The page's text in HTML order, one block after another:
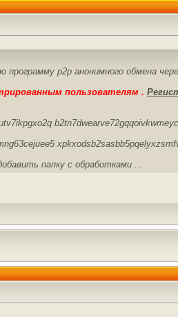
программу p2p анонимного обмена
пользователям .
папку с обработками ...